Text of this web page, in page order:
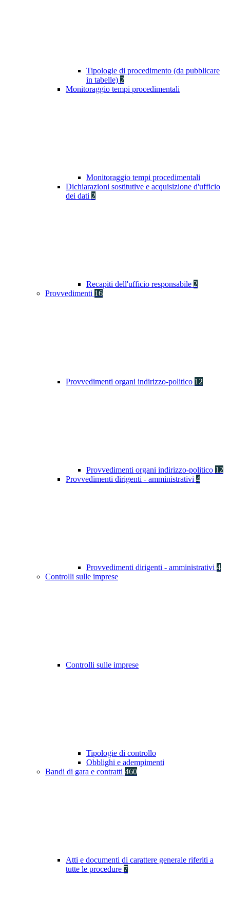
Tipologie di procedimento (da pubblicare
in tabelle) 2
Monitoraggio tempi procedimentali
Monitoraggio tempi procedimentali
Dichiarazioni sostitutive e acquisizione d'ufficio
dei dati 2
Recapiti dell'ufficio responsabile 2
Provvedimenti 16
Provvedimenti organi indirizzo-politico 12
Provvedimenti organi indirizzo-politico 12
Provvedimenti dirigenti - amministrativi 4
Provvedimenti dirigenti - amministrativi 4
Controlli sulle imprese
Controlli sulle imprese
Tipologie di controllo
Obblighi e adempimenti
Bandi di gara e contratti 460
Atti e documenti di carattere generale riferiti a
tutte le procedure 7